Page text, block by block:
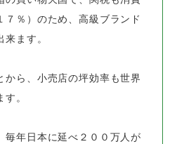
７％）のため、高級ブランド
ます。
から、小売店の坪効率も世界
。
毎年日本に延べ２００万人が